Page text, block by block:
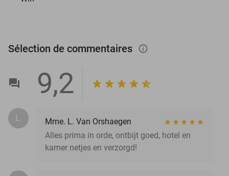
Sélection de commentaires info_outlined
9,2
L.
Mme. L. Van Orshaegen
Alles prima in orde, ontbijt goed, hotel en
kamer netjes en verzorgd!